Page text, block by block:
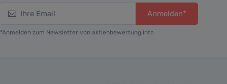
Anmelden*
*Anmelden zum Newsletter von aktienbewertung.info